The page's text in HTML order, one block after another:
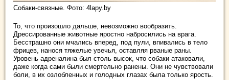
Собаки-связные. Фото: 4lapy.by
То, что произошло дальше, невозможно вообразить.
Дрессированные животные яростно набросились на врага.
Бесстрашно они мчались вперед, под пули, впивались в тело
фрицев, нанося тяжелые увечья, оставляя рваные раны.
Уровень адреналина был столь высок, что собаки атаковали,
даже когда сами были смертельно ранены. Они не чувствовали
боли, в их озлобленных и голодных глазах была только ярость.